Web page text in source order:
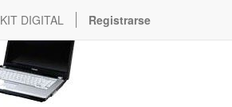
KIT DIGITAL Registrarse